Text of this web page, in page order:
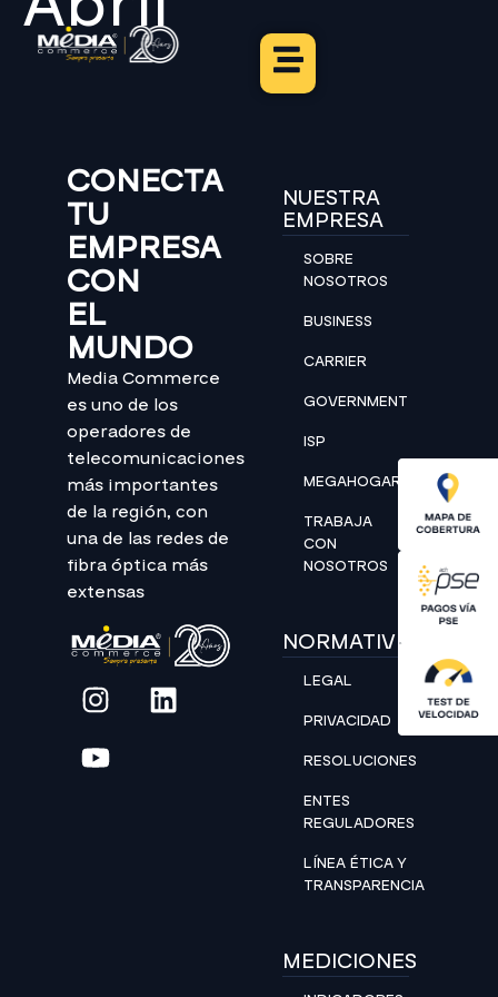
CONECTA
TU
EMPRESA
CON
EL
MUNDO
Media Commerce
es uno de los
operadores de
telecomunicaciones
más importantes
de la región, con
una de las redes de
fibra óptica más
extensas
NUESTRA
EMPRESA
SOBRE
NOSOTROS
BUSINESS
CARRIER
GOVERNMENT
ISP
MEGAHOGAR
TRABAJA
CON
NOSOTROS
NORMATIVIDAD
LEGAL
PRIVACIDAD
RESOLUCIONES
ENTES
REGULADORES
LÍNEA ÉTICA Y
TRANSPARENCIA
MEDICIONES